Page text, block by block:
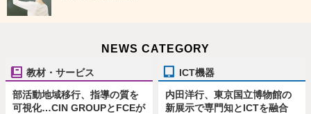
NEWS CATEGORY
教材・サービス
部活動地域移行、指導の質を
可視化…CIN GROUPとFCEが
ICT機器
内田洋行、東京国立博物館の
新展示で専門知とICTを融合